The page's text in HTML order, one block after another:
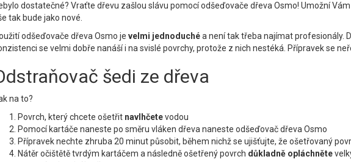
dostatečné? Vraťte dřevu zašlou slávu pomocí odšeďovače dřeva Osmo! Umožní
tak bude jako nové.
odšeďovače dřeva Osmo je velmi jednoduchéa není tak třeba najímat profesionály.
se velmi dobře nanáší i na svislé povrchy, protože z nich nestéká. Přípravek se
šedi ze dřeva
na to?
Povrch, který chcete ošetřit navlhčetevodou
Pomocí kartáče naneste po směru vláken dřeva naneste odšeďovač dřeva Osmo
Přípravek nechte zhruba 20 minut působit, během nichž se ujišťujte, že ošetřovaný
Nátěr očištětě tvrdým kartáčem a následně ošetřený povrch důkladně opláchněte